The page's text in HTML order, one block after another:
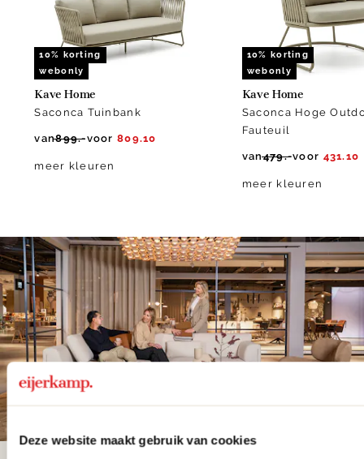
Deze website maakt gebruik van cookies
10% korting
webonly
Kave Home
Saconca Tuinbank
van899.-voor 809.10
meer kleuren
10% korting
webonly
Kave Home
Saconca Hoge
Fauteuil
van479.-voor 431.10
meer kleuren